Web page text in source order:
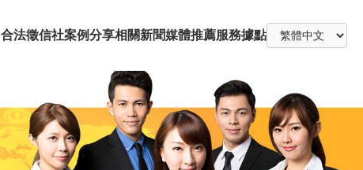
合法徵信社案例分享相關新聞媒體推薦服務據點